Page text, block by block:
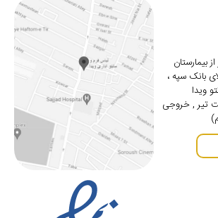
از بیمارستان
پلاک ۳۴۹ بالای بانک سپه ،
ویدا
تیر , خروجی